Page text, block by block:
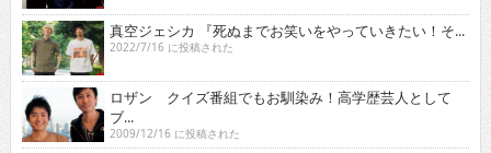
真空ジェシカ 『死ぬまでお笑いをやっていきたい！そ...
2022/7/16 に投稿された
ロザン クイズ番組でもお馴染み！高学歴芸人として
ブ...
2009/12/16 に投稿された